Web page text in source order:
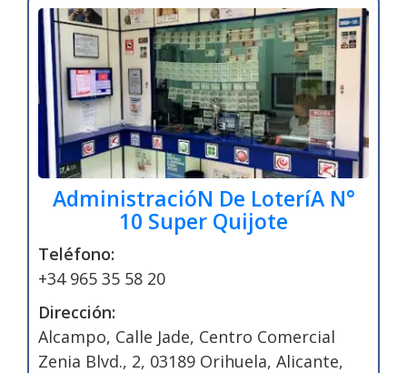
AdministracióN De LoteríA N°
10 Super Quijote
Teléfono:
+34 965 35 58 20
Dirección:
Alcampo, Calle Jade, Centro Comercial
Zenia Blvd., 2, 03189 Orihuela, Alicante,